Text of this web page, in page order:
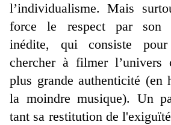
l’individualisme. Mais
force le respect par son
inédite, qui consiste
chercher à filmer l’univers
plus grande authenticité (en
la moindre musique). Un
tant sa restitution de